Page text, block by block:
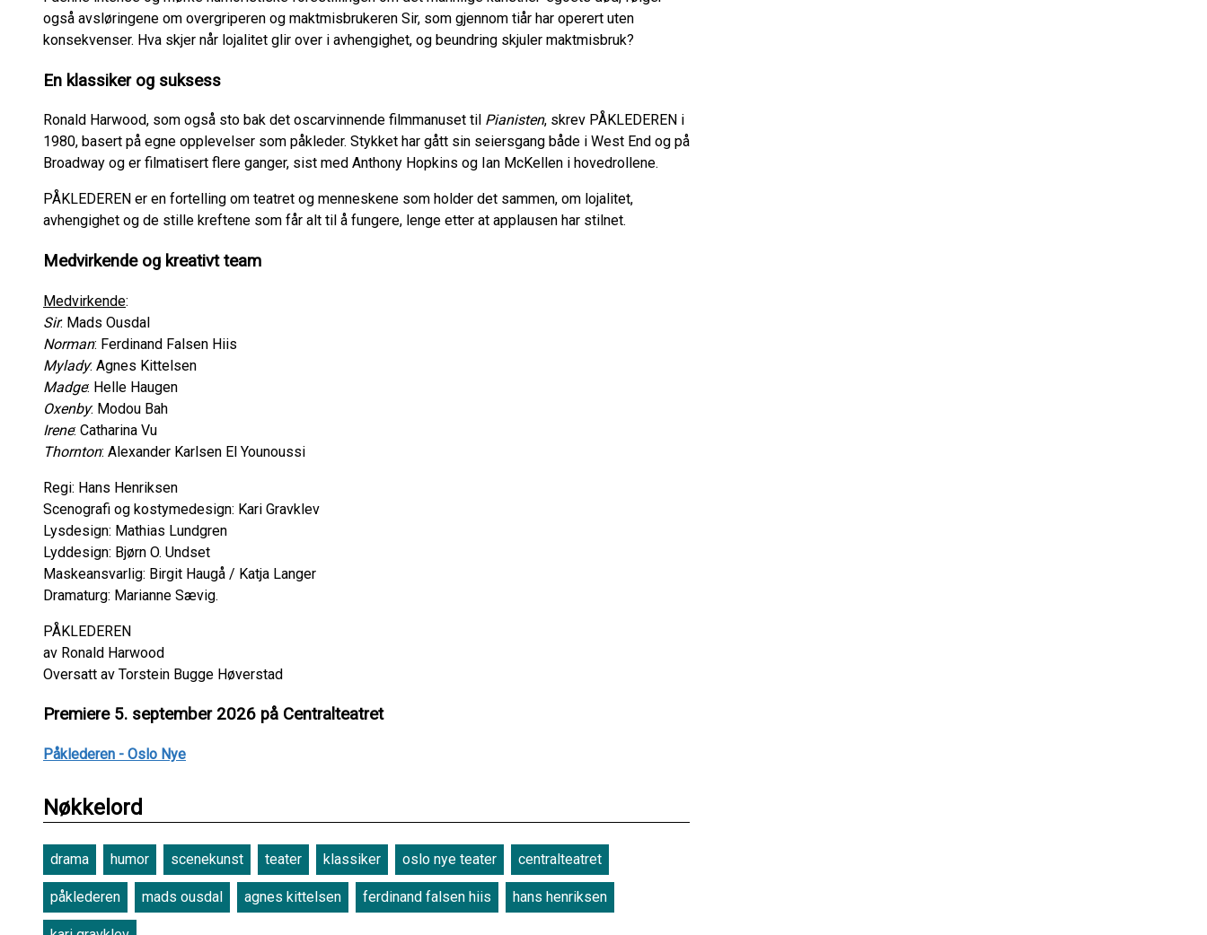
også avsløringene om overgriperen og maktmisbrukeren Sir, som gjennom tiår har operert uten
konsekvenser. Hva skjer når lojalitet glir over i avhengighet, og beundring skjuler maktmisbruk?
En klassiker og suksess
Ronald Harwood, som også sto bak det oscarvinnende filmmanuset til Pianisten, skrev PÅKLEDEREN i
1980, basert på egne opplevelser som påkleder. Stykket har gått sin seiersgang både i West End og på
Broadway og er filmatisert flere ganger, sist med Anthony Hopkins og Ian McKellen i hovedrollene.
PÅKLEDEREN er en fortelling om teatret og menneskene som holder det sammen, om lojalitet,
avhengighet og de stille kreftene som får alt til å fungere, lenge etter at applausen har stilnet.
Medvirkende og kreativt team
Medvirkende:
Sir: Mads Ousdal
Norman: Ferdinand Falsen Hiis
Mylady: Agnes Kittelsen
Madge: Helle Haugen
Oxenby: Modou Bah
Irene: Catharina Vu
Thornton: Alexander Karlsen El Younoussi
Regi: Hans Henriksen
Scenografi og kostymedesign: Kari Gravklev
Lysdesign: Mathias Lundgren
Lyddesign: Bjørn O. Undset
Maskeansvarlig: Birgit Haugå / Katja Langer
Dramaturg: Marianne Sævig.
PÅKLEDEREN
av Ronald Harwood
Oversatt av Torstein Bugge Høverstad
Premiere 5. september 2026 på Centralteatret
Påklederen - Oslo Nye
Nøkkelord
drama humor scenekunst teater klassiker oslo nye teater centralteatret
påklederen mads ousdal agnes kittelsen ferdinand falsen hiis hans henriksen